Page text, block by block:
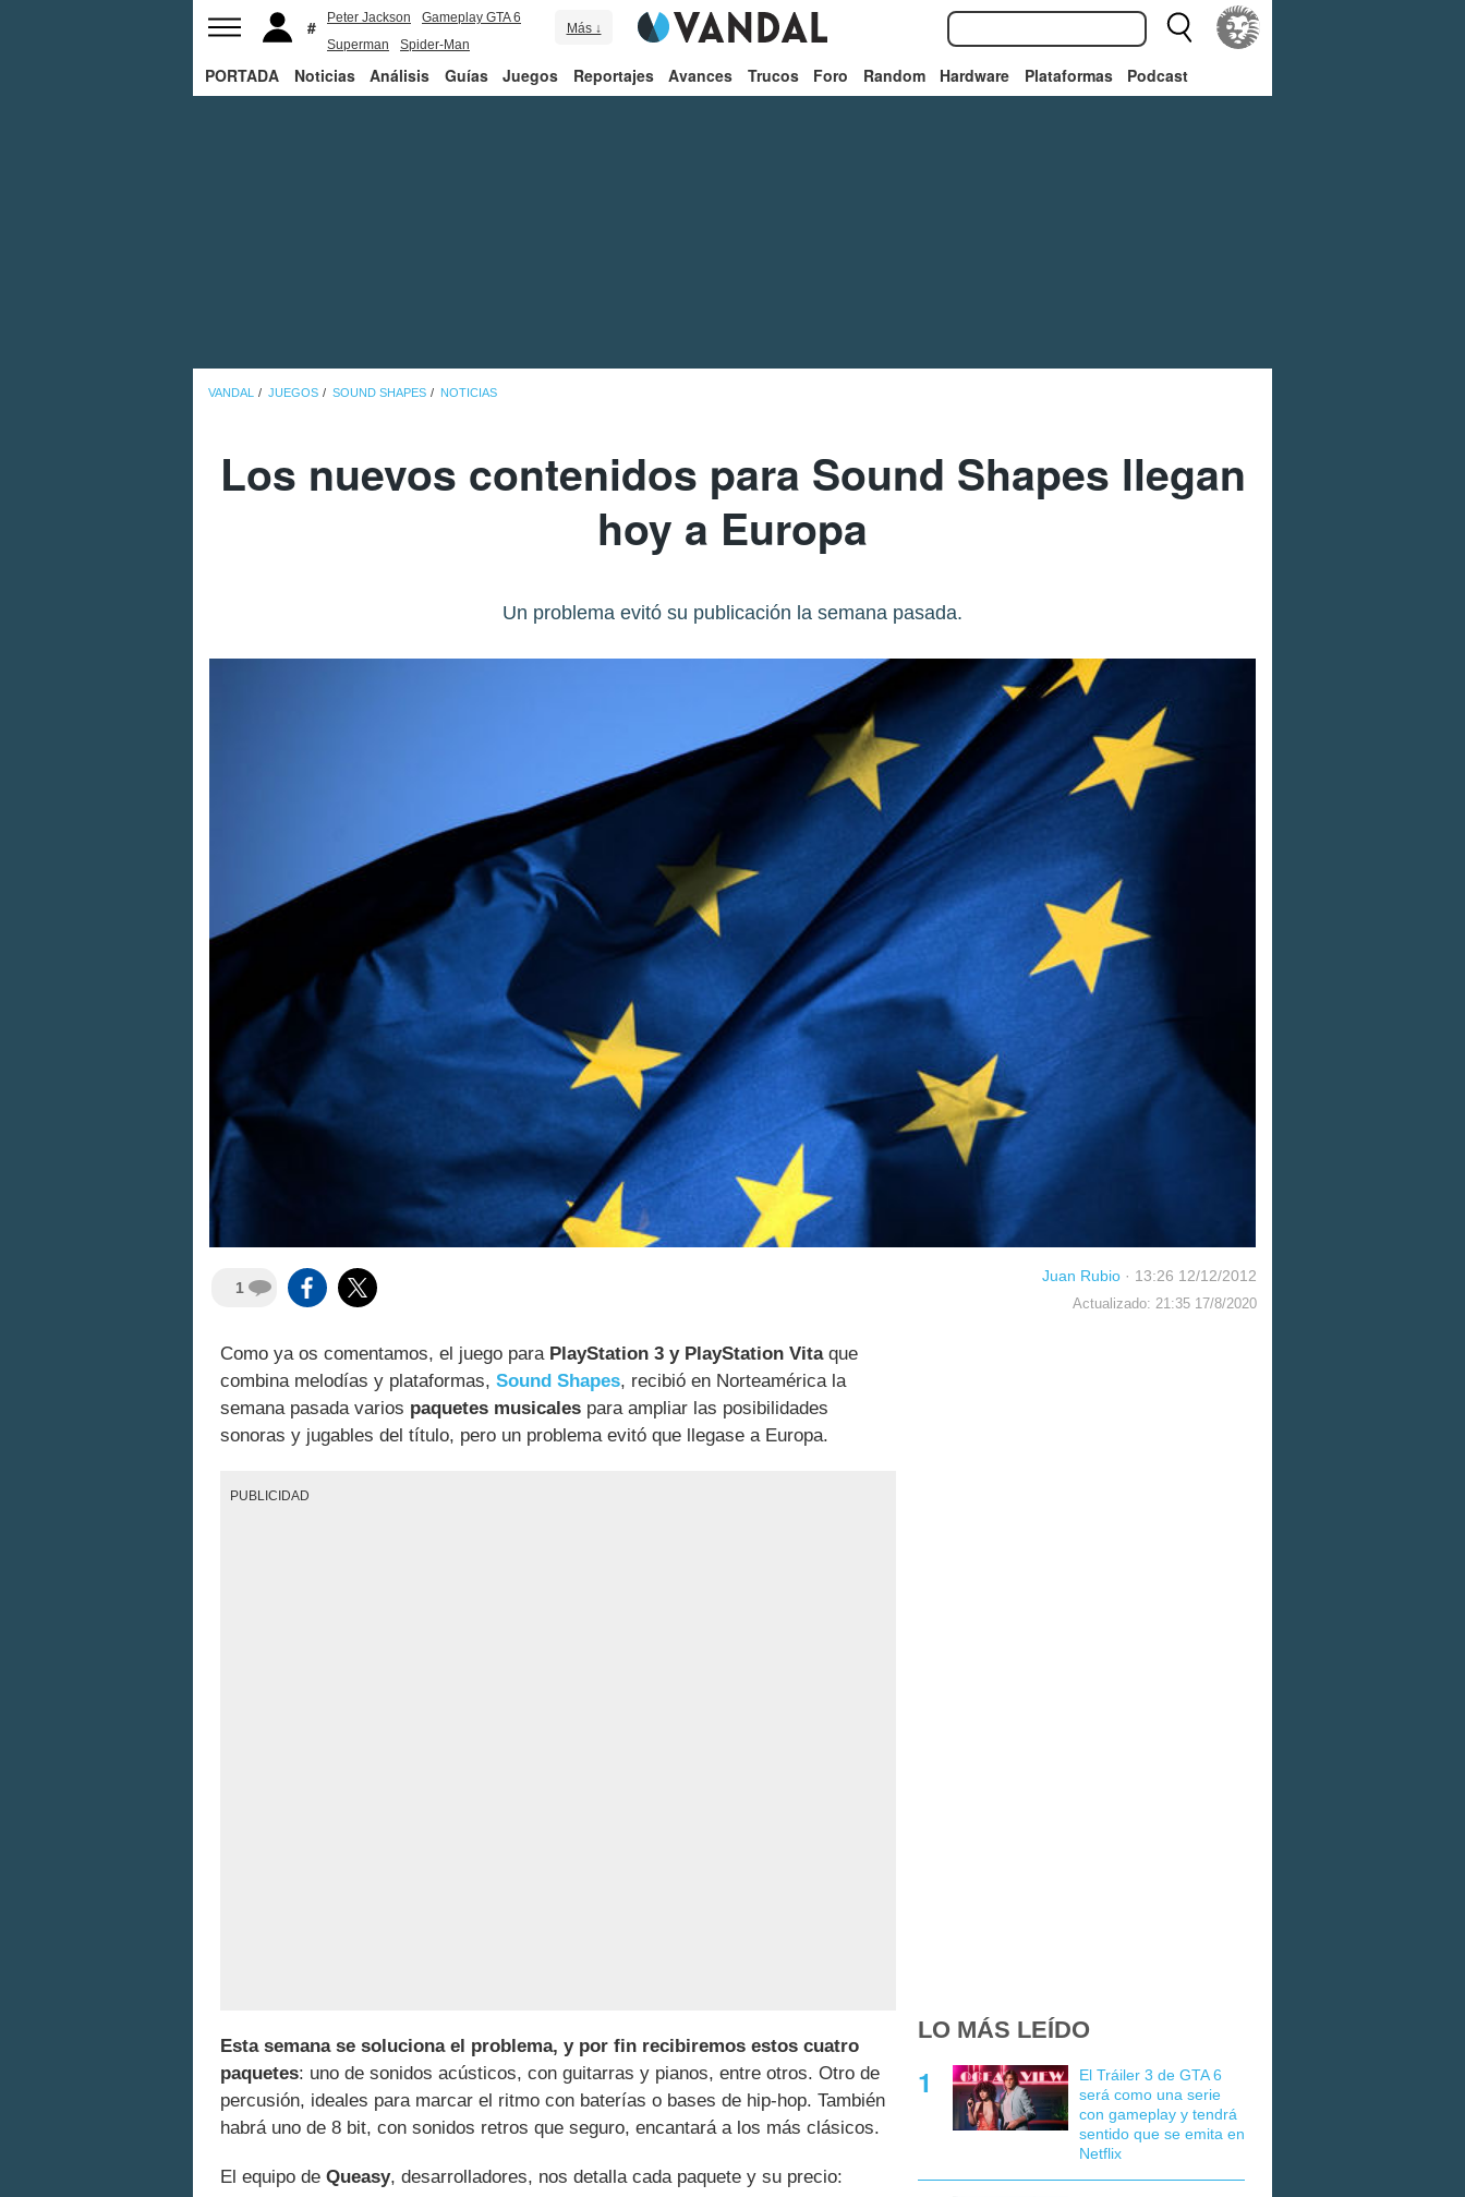
Peter Jackson
Gameplay GTA 6
Superman
Spider-Man
Más ↓
PORTADA Noticias Análisis Guías Juegos Reportajes Avances Trucos Foro Random Hardware Plataformas Podcast
VANDAL JUEGOS SOUND SHAPES NOTICIAS
Los nuevos contenidos para Sound Shapes llegan
hoy a Europa
Un problema evitó su publicación la semana pasada.
1
Juan Rubio · 13:26 12/12/2012
Actualizado: 21:35 17/8/2020
Como ya os comentamos, el juego para PlayStation 3 y PlayStation Vitaque
combina melodías y plataformas, Sound Shapes, recibió en Norteamérica la
semana pasada varios paquetes musicales para ampliar las posibilidades
sonoras y jugables del título, pero un problema evitó que llegase a Europa.
PUBLICIDAD
Esta semana se soluciona el problema, y por fin recibiremos estos cuatro
paquetes: uno de sonidos acústicos, con guitarras y pianos, entre otros. Otro de
percusión, ideales para marcar el ritmo con baterías o bases de hip-hop. También
habrá uno de 8 bit, con sonidos retros que seguro, encantará a los más clásicos.
El equipo de Queasy, desarrolladores, nos detalla cada paquete y su precio:
LO MÁS LEÍDO
El Tráiler 3 de GTA 6
será como una serie
con gameplay y tendrá
sentido que se emita en
Netflix